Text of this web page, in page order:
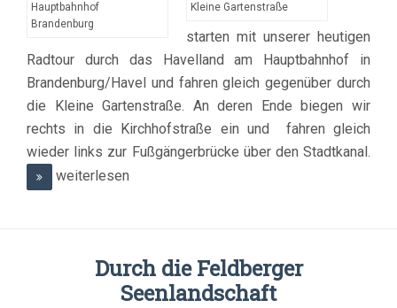
Hauptbahnhof
Brandenburg
Kleine Gartenstraße
starten mit unserer heutigen
Radtour durch das Havelland am Hauptbahnhof in
Brandenburg/Havel und fahren gleich gegenüber durch
die Kleine Gartenstraße. An deren Ende biegen wir
rechts in die Kirchhofstraße ein und fahren gleich
wieder links zur Fußgängerbrücke über den Stadtkanal.
weiterlesen
Durch die Feldberger
Seenlandschaft